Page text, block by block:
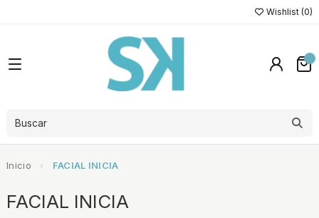
Wishlist (0)
Inicio FACIAL INICIA
FACIAL INICIA